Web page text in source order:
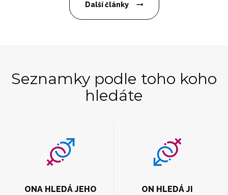
Další články
Seznamky podle toho koho
hledáte
ONA HLEDÁ JEHO ON HLEDÁ JI